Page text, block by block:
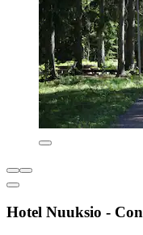
Hotel Nuuksio -